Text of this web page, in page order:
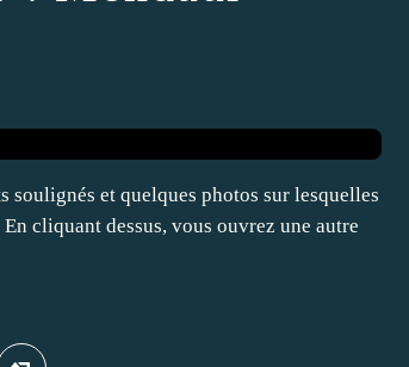
et quelques photos sur lesquelles
cliquant dessus, vous ouvrez une autre